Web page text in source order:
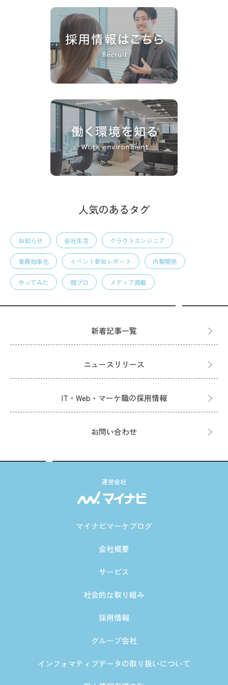
人気のあるタグ
お知らせ 会社生活 クラウドエンジニア
業務効率化 イベント参加レポート 内製開発
やってみた 競プロ メディア掲載
新着記事一覧
ニュースリリース
IT・Web・マーケ職の採用情報
お問い合わせ
運営会社
マイナビマーケブログ
会社概要
サービス
社会的な取り組み
採用情報
グループ会社
インフォマティブデータの取り扱いについて